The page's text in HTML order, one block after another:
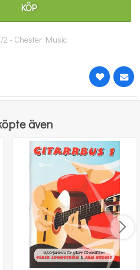
KÖP
- Chester Music
även